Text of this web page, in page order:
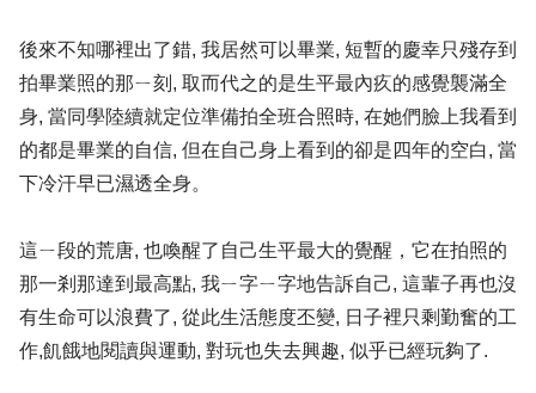
後來不知哪裡出了錯, 我居然可以畢業, 短暫的慶幸只殘存到
拍畢業照的那ㄧ刻, 取而代之的是生平最內疚的感覺襲滿全
身, 當同學陸續就定位準備拍全班合照時, 在她們臉上我看到
的都是畢業的自信, 但在自己身上看到的卻是四年的空白, 當
下冷汗早已濕透全身。
這ㄧ段的荒唐, 也喚醒了自己生平最大的覺醒，它在拍照的
那一剎那達到最高點, 我ㄧ字ㄧ字地告訴自己, 這輩子再也沒
有生命可以浪費了, 從此生活態度丕變, 日子裡只剩勤奮的工
作,飢餓地閱讀與運動, 對玩也失去興趣, 似乎已經玩夠了.